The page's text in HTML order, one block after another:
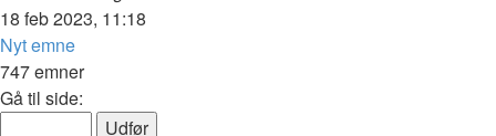
18 feb 2023, 11:18
Nyt emne
747 emner
Side
Gå til side: